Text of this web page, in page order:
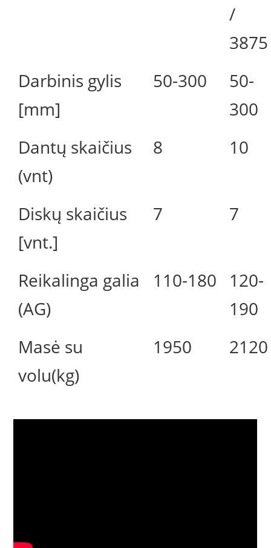
/
3875
Darbinis gylis
[mm]
50-300
50-
300
Dantų skaičius
(vnt)
8 10
Diskų skaičius
[vnt.]
7 7
Reikalinga galia
(AG)
110-180
120-
190
Masė su
volu(kg)
1950 2120